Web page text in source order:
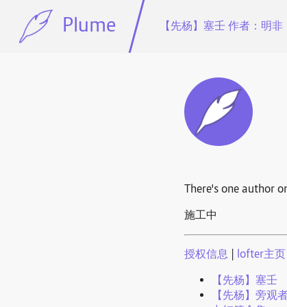
Plume 【先杨】塞壬 作者：明非
There's one author
施工中
授权信息| lofter主页|
【先杨】塞壬
【先杨】旁观